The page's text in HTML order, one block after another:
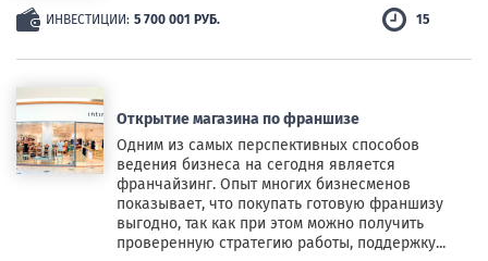
ИНВЕСТИЦИИ: 5 700 001 РУБ. 15
Открытие магазина по франшизе
Одним из самых перспективных способов
ведения бизнеса на сегодня является
франчайзинг. Опыт многих бизнесменов
показывает, что покупать готовую франшизу
выгодно, так как при этом можно получить
проверенную стратегию работы, поддержку...